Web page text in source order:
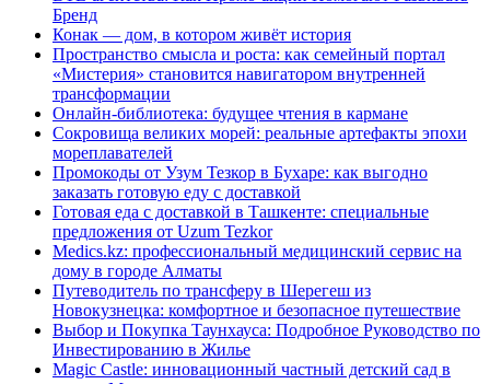
Бренд
Конак — дом, в котором живёт история
Пространство смысла и роста: как семейный портал
«Мистерия» становится навигатором внутренней
трансформации
Онлайн-библиотека: будущее чтения в кармане
Сокровища великих морей: реальные артефакты эпохи
мореплавателей
Промокоды от Узум Тезкор в Бухаре: как выгодно
заказать готовую еду с доставкой
Готовая еда с доставкой в Ташкенте: специальные
предложения от Uzum Tezkor
Medics.kz: профессиональный медицинский сервис на
дому в городе Алматы
Путеводитель по трансферу в Шерегеш из
Новокузнецка: комфортное и безопасное путешествие
Выбор и Покупка Таунхауса: Подробное Руководство по
Инвестированию в Жилье
Magic Castle: инновационный частный детский сад в